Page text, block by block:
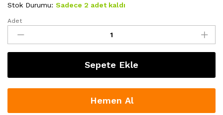
Stok Durumu: Sadece 2 adet kaldı
Schafer
Yuvarlak
Çift
Taraflı
Grill
Pan
30
Adet
Sepete Ekle
Hemen Al